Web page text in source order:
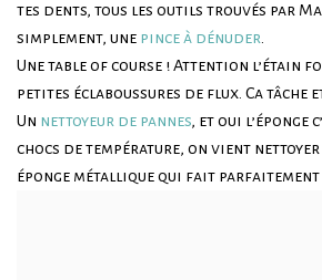
tes dents, tous les outils trouvés par
simplement, une pince à dénuder
Une table of course ! Attention l’étain
petites éclaboussures de flux. Ca tâche
Un nettoyeur de pannes, et oui l’éponge
chocs de température, on vient
éponge métallique qui fait parfaitement